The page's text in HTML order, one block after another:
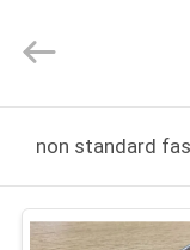
Co,LTD.
non standard